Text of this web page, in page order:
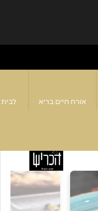
אורח חיים בריא לבית